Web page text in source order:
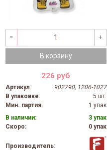
В корзину
226 руб
Артикул:
902790, 1206-1027
В упаковке:
5 шт.
Мин. партия:
1 упак
В наличии:
3 упак
Скоро:
0 упак
Производитель: